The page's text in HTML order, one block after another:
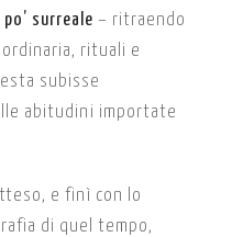
po’ surreale – ritraendo
rituali e
subisse
abitudini importate
e finì con lo
di quel tempo,